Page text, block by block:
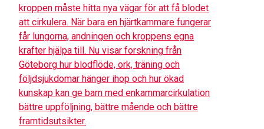
kroppen måste hitta nya vägar för att få blodet
att cirkulera. När bara en hjärtkammare fungerar
får lungorna, andningen och kroppens egna
krafter hjälpa till. Nu visar forskning från
Göteborg hur blodflöde, ork, träning och
följdsjukdomar hänger ihop och hur ökad
kunskap kan ge barn med enkammarcirkulation
bättre uppföljning, bättre mående och bättre
framtidsutsikter.